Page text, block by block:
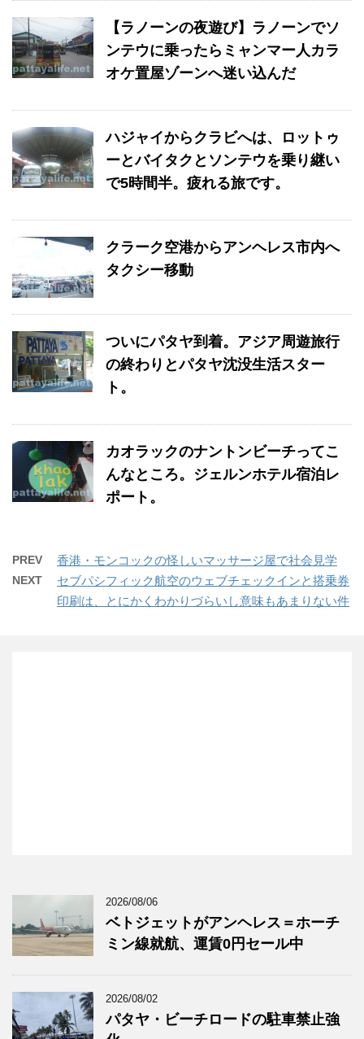
【ラノーンの夜遊び】ラノーンでソ
ンテウに乗ったらミャンマー人カラ
オケ置屋ゾーンへ迷い込んだ
ハジャイからクラビへは、ロットゥ
ーとバイタクとソンテウを乗り継い
で5時間半。疲れる旅です。
クラーク空港からアンヘレス市内へ
タクシー移動
ついにパタヤ到着。アジア周遊旅行
の終わりとパタヤ沈没生活スター
ト。
カオラックのナントンビーチってこ
んなところ。ジェルンホテル宿泊レ
ポート。
PREV 香港・モンコックの怪しいマッサージ屋で社会見学
NEXT
セブパシフィック航空のウェブチェックインと搭乗券
印刷は、とにかくわかりづらいし意味もあまりない件
2026/08/06
ベトジェットがアンヘレス＝ホーチ
ミン線就航、運賃0円セール中
2026/08/02
パタヤ・ビーチロードの駐車禁止強